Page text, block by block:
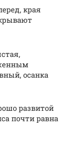
края
осанка
развитой
почти равна